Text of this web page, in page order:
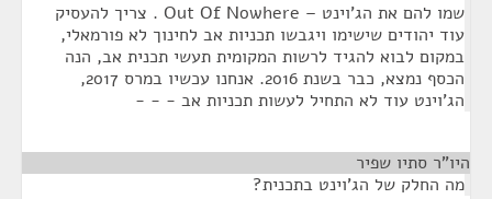
שמו להם את הג'וינט – Out Of Nowhere . צריך להעסיק
עוד יהודים שישימו ויגבשו תכניות אב לחינוך לא פורמאלי,
במקום לבוא להגיד לרשות המקומית תעשי תכנית אב, הנה
הכסף נמצא, כבר בשנת 2016. אנחנו עכשיו במרס 2017,
הג'וינט עוד לא התחיל לעשות תכניות אב - - -
היו"ר סתיו שפיר
מה החלק של הג'וינט בתכנית?